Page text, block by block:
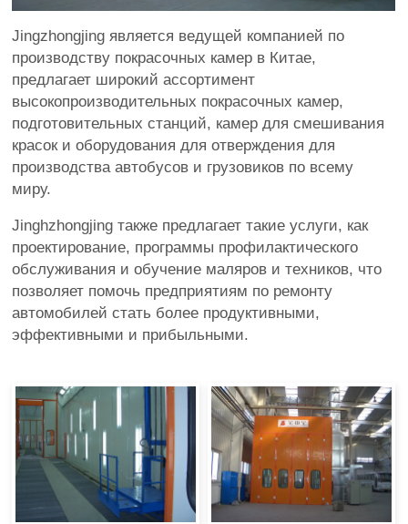
Jingzhongjing является ведущей компанией по
производству покрасочных камер в Китае,
предлагает широкий ассортимент
высокопроизводительных покрасочных камер,
подготовительных станций, камер для смешивания
красок и оборудования для отверждения для
производства автобусов и грузовиков по всему
миру.
Jinghzhongjing также предлагает такие услуги, как
проектирование, программы профилактического
обслуживания и обучение маляров и техников, что
позволяет помочь предприятиям по ремонту
автомобилей стать более продуктивными,
эффективными и прибыльными.